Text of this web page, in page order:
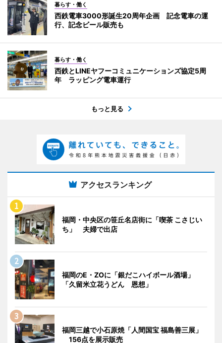
暮らす・働く
西鉄電車3000形誕生20周年企画 記念電車の運
行、記念ビール販売も
暮らす・働く
西鉄とLINEヤフーコミュニケーションズ協定5周
年 ラッピング電車運行
もっと見る
アクセスランキング
福岡・中央区の笹丘名店街に「喫茶 こさじい
ち」 夫婦で出店
福岡のE・ZOに「銀だこハイボール酒場」
「久留米立花うどん 恩想」
福岡三越で小石原焼「人間国宝 福島善三展」
156点を展示販売